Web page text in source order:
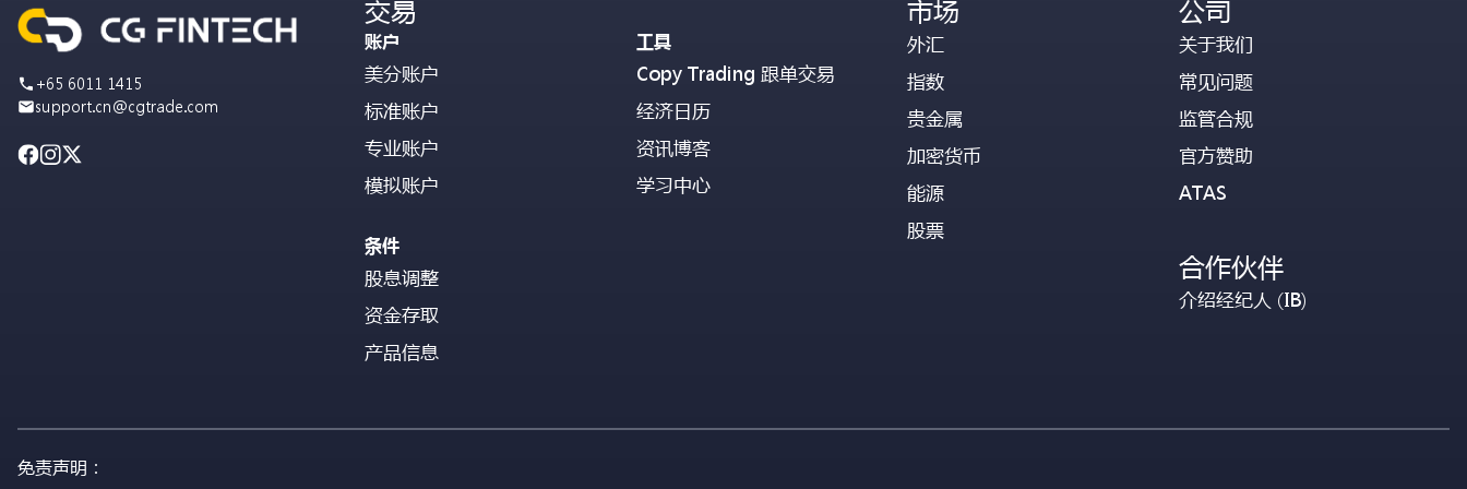
+65 6011 1415
support.cn@cgtrade.com
交易
账户
美分账户
标准账户
专业账户
模拟账户
条件
股息调整
资金存取
产品信息
工具
Copy Trading 跟单交易
经济日历
资讯博客
学习中心
市场
外汇
指数
贵金属
加密货币
能源
股票
公司
关于我们
常见问题
监管合规
官方赞助
ATAS
合作伙伴
介绍经纪人 (IB)
免责声明：